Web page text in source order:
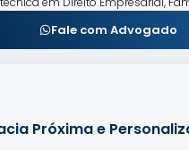
Fale com Advogado
Próxima e